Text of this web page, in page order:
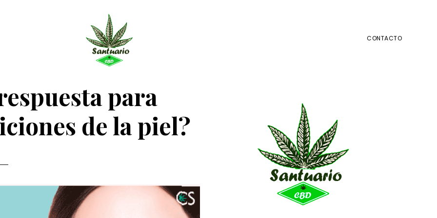
CBD
CONTACTO
para
de la piel?
lateral
primaria